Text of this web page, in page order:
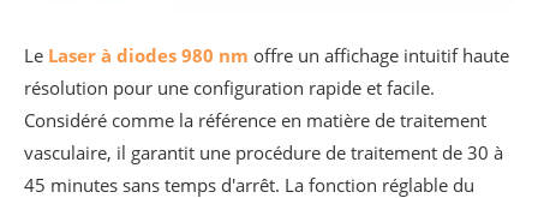
Le Laser à diodes 980 nm offre un affichage intuitif haute
résolution pour une configuration rapide et facile.
Considéré comme la référence en matière de traitement
vasculaire, il garantit une procédure de traitement de 30 à
45 minutes sans temps d'arrêt. La fonction réglable du